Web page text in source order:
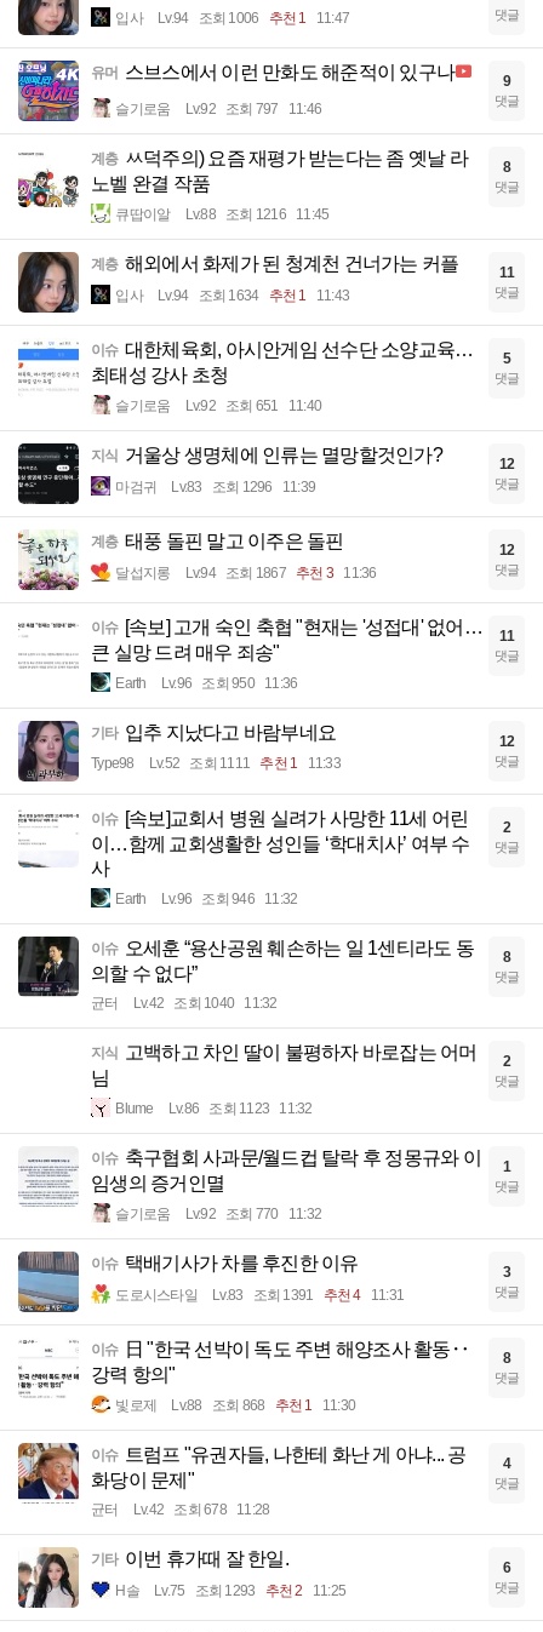
입사 Lv.94 조회 1006 추천 1 11:47 댓글
유머 스브스에서 이런 만화도 해준적이 있구나
슬기로움 Lv.92 조회 797 11:46
9
댓글
계층 ㅆ덕주의) 요즘 재평가 받는다는 좀 옛날 라
노벨 완결 작품
큐땁이알 Lv.88 조회 1216 11:45
8
댓글
계층 해외에서 화제가 된 청계천 건너가는 커플
입사 Lv.94 조회 1634 추천 1 11:43
11
댓글
이슈 대한체육회, 아시안게임 선수단 소양교육…
최태성 강사 초청
슬기로움 Lv.92 조회 651 11:40
5
댓글
지식 거울상 생명체에 인류는 멸망할것인가?
마검귀 Lv.83 조회 1296 11:39
12
댓글
계층 태풍 돌핀 말고 이주은 돌핀
달섭지롱 Lv.94 조회 1867 추천 3 11:36
12
댓글
이슈 [속보] 고개 숙인 축협 "현재는 '성접대' 없어…
큰 실망 드려 매우 죄송"
Earth Lv.96 조회 950 11:36
11
댓글
기타 입추 지났다고 바람부네요
Type98 Lv.52 조회 1111 추천 1 11:33
12
댓글
이슈 [속보]교회서 병원 실려가 사망한 11세 어린
이…함께 교회생활한 성인들 ‘학대치사’ 여부 수
사
Earth Lv.96 조회 946 11:32
2
댓글
이슈 오세훈 “용산공원 훼손하는 일 1센티라도 동
의할 수 없다”
균터 Lv.42 조회 1040 11:32
8
댓글
지식
고백하고 차인 딸이 불평하자 바로잡는 어머
님
Blume Lv.86 조회 1123 11:32
2
댓글
이슈 축구협회 사과문/월드컵 탈락 후 정몽규와 이
임생의 증거인멸
슬기로움 Lv.92 조회 770 11:32
1
댓글
이슈 택배기사가 차를 후진한 이유
도로시스타일 Lv.83 조회 1391 추천 4 11:31
3
댓글
이슈
日 "한국 선박이 독도 주변 해양조사 활동‥
강력 항의"
빛로제 Lv.88 조회 868 추천 1 11:30
8
댓글
이슈
트럼프 "유권자들, 나한테 화난 게 아냐... 공
화당이 문제"
균터 Lv.42 조회 678 11:28
4
댓글
기타 이번 휴가때 잘 한일.
H솔 Lv.75 조회 1293 추천 2 11:25
6
댓글